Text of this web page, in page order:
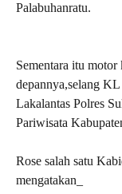
Palabuhanratu.
Sementara itu
depannya,selang
Lakalantas Polres
Pariwisata
Rose salah satu
mengatakan_